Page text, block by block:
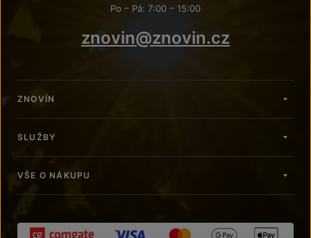
Po – Pá: 7:00 – 15:00
znovin@znovin.cz
ZNOVÍN
SLUŽBY
VŠE O NÁKUPU